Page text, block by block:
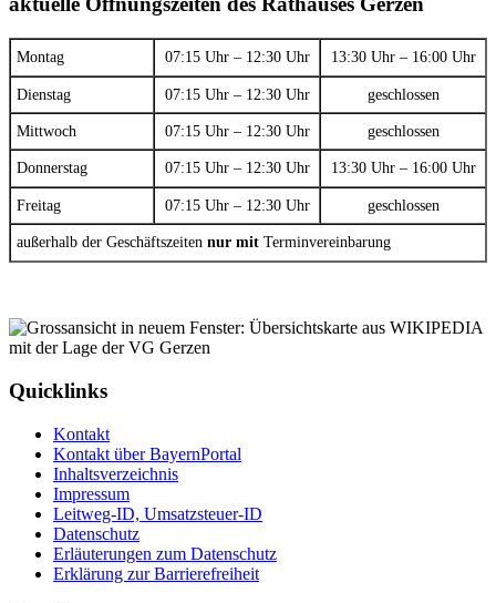
Montag 07:15 Uhr – 12:30 Uhr 13:30 Uhr – 16:00 Uhr
Dienstag 07:15 Uhr – 12:30 Uhr geschlossen
Mittwoch 07:15 Uhr – 12:30 Uhr geschlossen
Donnerstag 07:15 Uhr – 12:30 Uhr 13:30 Uhr – 16:00 Uhr
Freitag 07:15 Uhr – 12:30 Uhr geschlossen
außerhalb der Geschäftszeiten nur mit Terminvereinbarung
Quicklinks
Kontakt
Kontakt über BayernPortal
Inhaltsverzeichnis
Impressum
Leitweg-ID, Umsatzsteuer-ID
Datenschutz
Erläuterungen zum Datenschutz
Erklärung zur Barrierefreiheit